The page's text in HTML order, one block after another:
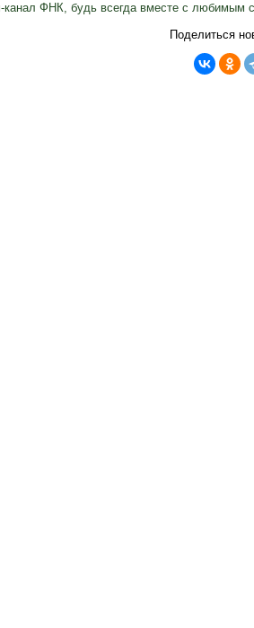
канал ФНК, будь всегда вместе с любимым
Поделиться